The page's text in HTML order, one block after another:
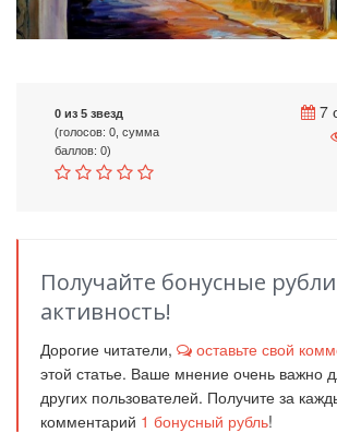
0 из 5 звезд
(голосов: 0, сумма
баллов: 0)
7
Получайте бонусные
активность!
Дорогие читатели, оставьте свой
этой статье. Ваше мнение очень важно
других пользователей. Получите за
комментарий 1 бонусный рубль!